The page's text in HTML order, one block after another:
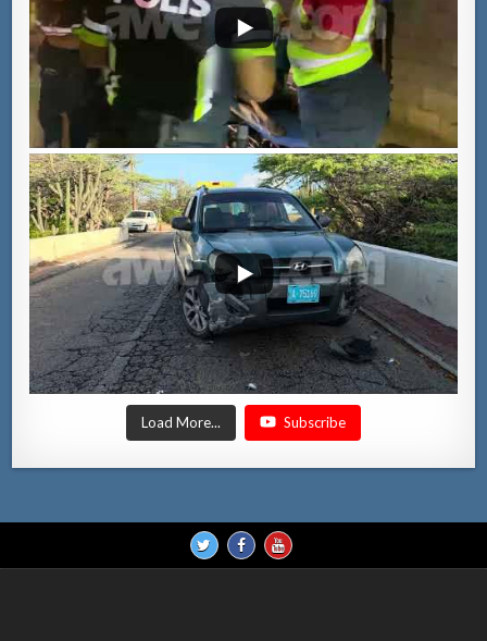
Load More... Subscribe